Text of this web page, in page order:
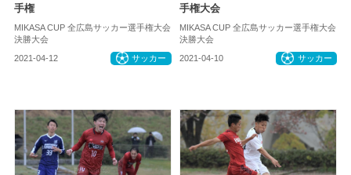
手権
MIKASA CUP 全広島サッカー選手権大会
決勝大会
2021-04-12 サッカー
手権大会
MIKASA CUP 全広島サッカー選手権大会
決勝大会
2021-04-10 サッカー